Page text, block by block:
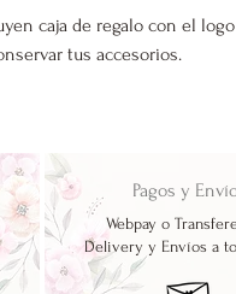
caja de regalo con el
tus accesorios.
Pagos y
Webpay o
Delivery y Envíos a